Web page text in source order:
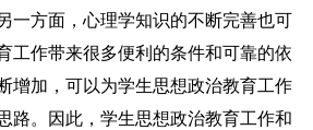
一方面，心理学知识的不断完善也可
工作带来很多便利的条件和可靠的依
增加，可以为学生思想政治教育工作
路。因此，学生思想政治教育工作和